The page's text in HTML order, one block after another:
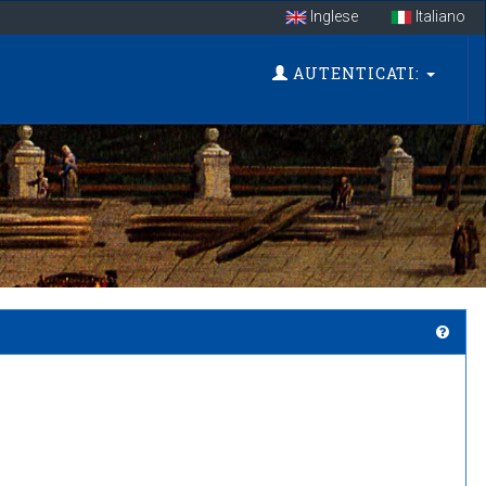
Inglese Italiano
AUTENTICATI: